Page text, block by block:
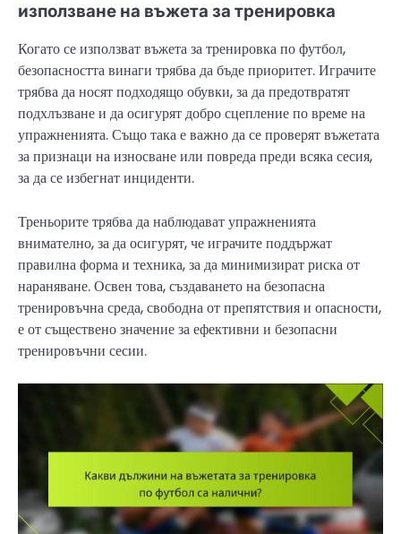
използване на въжета за тренировка
Когато се използват въжета за тренировка по футбол,
безопасността винаги трябва да бъде приоритет. Играчите
трябва да носят подходящо обувки, за да предотвратят
подхлъзване и да осигурят добро сцепление по време на
упражненията. Също така е важно да се проверят въжетата
за признаци на износване или повреда преди всяка сесия,
за да се избегнат инциденти.
Треньорите трябва да наблюдават упражненията
внимателно, за да осигурят, че играчите поддържат
правилна форма и техника, за да минимизират риска от
нараняване. Освен това, създаването на безопасна
тренировъчна среда, свободна от препятствия и опасности,
е от съществено значение за ефективни и безопасни
тренировъчни сесии.